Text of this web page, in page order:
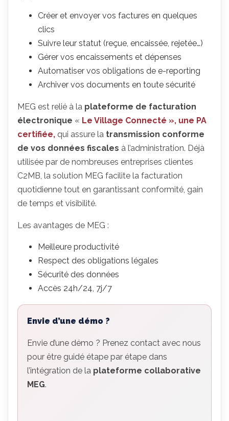
Créer et envoyer vos factures en quelques
clics
Suivre leur statut (reçue, encaissée, rejetée…)
Gérer vos encaissements et dépenses
Automatiser vos obligations de e-reporting
Archiver vos documents en toute sécurité
MEG est relié à la plateforme de facturation
électronique « Le Village Connecté », une PA
certifiée, qui assure la transmission conforme
de vos données fiscales à l’administration. Déjà
utilisée par de nombreuses entreprises clientes
C2MB, la solution MEG facilite la facturation
quotidienne tout en garantissant conformité, gain
de temps et visibilité.
Les avantages de MEG :
Meilleure productivité
Respect des obligations légales
Sécurité des données
Accès 24h/24, 7j/7
Envie d’une démo ?
Envie d’une démo ? Prenez contact avec nous
pour être guidé étape par étape dans
l’intégration de la plateforme collaborative
MEG.